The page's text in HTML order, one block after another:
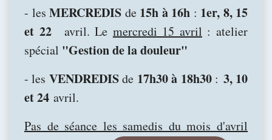
- les MERCREDIS de 15h à 16h : 1er, 8, 15
et 22 avril. Le mercredi 15 avril : atelier
spécial "Gestion de la douleur"
- les VENDREDISde 17h30 à 18h30: 3, 10
et 24 avril.
Pas de séance les samedis du mois d'avril